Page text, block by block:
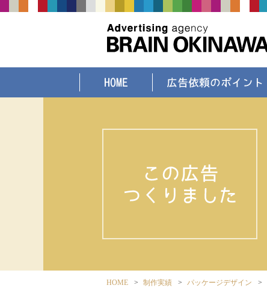
HOME > 制作実績 > パッケージデザイン >